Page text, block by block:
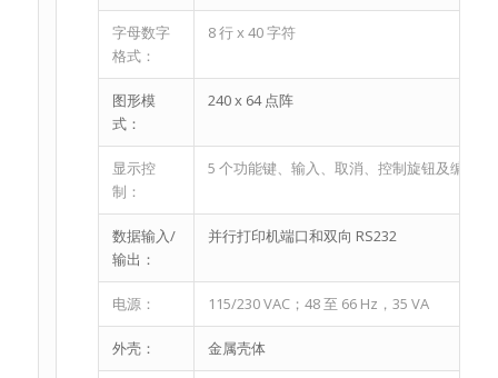
字母数字
格式：
8 行 x 40 字符
图形模
式：
240 x 64 点阵
显示控
制：
5 个功能键、输入、取消、控制旋钮及编码器
数据输入/
输出：
并行打印机端口和双向 RS232
电源： 115/230 VAC；48 至 66 Hz，35 VA
外壳： 金属壳体